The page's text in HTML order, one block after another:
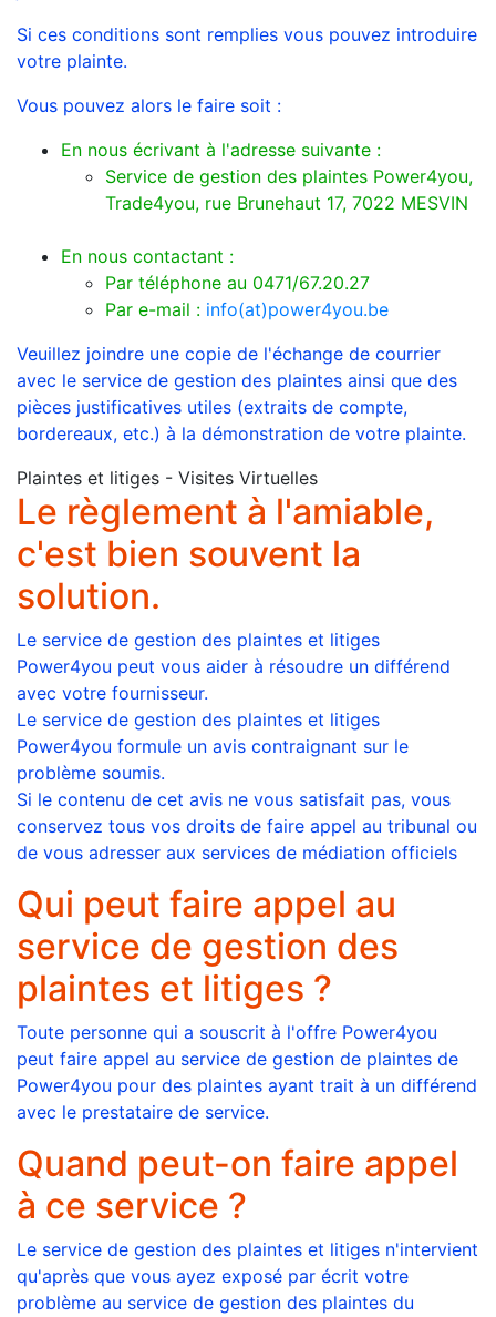
Si ces conditions sont remplies vous pouvez introduire
votre plainte.
Vous pouvez alors le faire soit :
En nous écrivant à l'adresse suivante :
Service de gestion des plaintes Power4you,
Trade4you, rue Brunehaut 17, 7022 MESVIN
En nous contactant :
Par téléphone au 0471/67.20.27
Par e-mail : info(at)power4you.be
Veuillez joindre une copie de l'échange de courrier
avec le service de gestion des plaintes ainsi que des
pièces justificatives utiles (extraits de compte,
bordereaux, etc.) à la démonstration de votre plainte.
Plaintes et litiges - Visites Virtuelles
Le règlement à l'amiable,
c'est bien souvent la
solution.
Le service de gestion des plaintes et litiges
Power4you peut vous aider à résoudre un différend
avec votre fournisseur.
Le service de gestion des plaintes et litiges
Power4you formule un avis contraignant sur le
problème soumis.
Si le contenu de cet avis ne vous satisfait pas, vous
conservez tous vos droits de faire appel au tribunal ou
de vous adresser aux services de médiation officiels
Qui peut faire appel au
service de gestion des
plaintes et litiges ?
Toute personne qui a souscrit à l'offre Power4you
peut faire appel au service de gestion de plaintes de
Power4you pour des plaintes ayant trait à un différend
avec le prestataire de service.
Quand peut-on faire appel
à ce service ?
Le service de gestion des plaintes et litiges n'intervient
qu'après que vous ayez exposé par écrit votre
problème au service de gestion des plaintes du